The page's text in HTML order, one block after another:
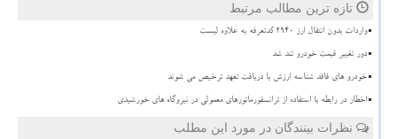
تازه ترین مطالب مرتبط
واردات بدون انتقال ارز ۲۹۴۰ کدتعرفه به علاوه لیست
دور تغییر قیمت خودرو تند شد
خودرو های فاقد شناسه ارزش با دریافت تعهد ترخیص می شوند
اخطار در رابطه با استفاده از ترانسفورماتورهای معمولی در نیروگاه های خورشیدی
نظرات بینندگان در مورد این مطلب